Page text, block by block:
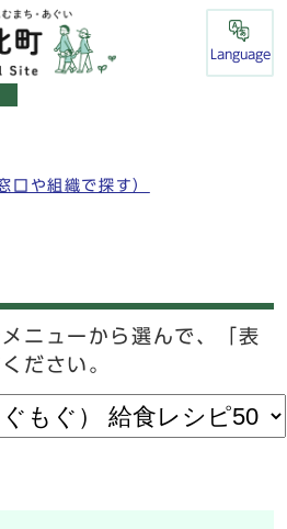
Language
口や組織で探す）
ニューから選んで、「表
ださい。